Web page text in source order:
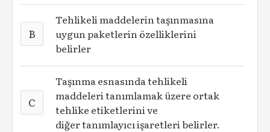
B
Tehlikeli maddelerin taşınmasına
uygun paketlerin özelliklerini
belirler
C
Taşınma esnasında tehlikeli
maddeleri tanımlamak üzere ortak
tehlike etiketlerini ve
diğer tanımlayıcı işaretleri belirler.